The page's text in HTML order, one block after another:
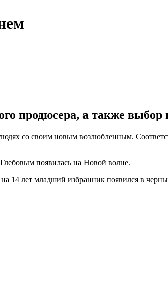
продюсера, а также выбор
со своим новым возлюбленным.
появилась на Новой волне.
14 лет младший избранник появился в